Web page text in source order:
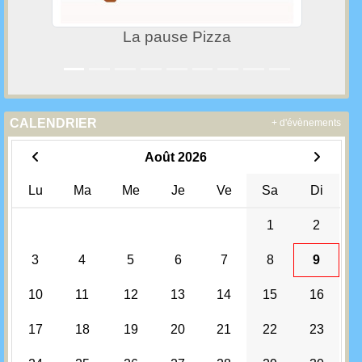
CALENDRIER
Août 2026
Lu Ma Me Je Ve Sa Di
1 2
3 4 5 6 7 8 9
10 11 12 13 14 15 16
17 18 19 20 21 22 23
+ d'évènements